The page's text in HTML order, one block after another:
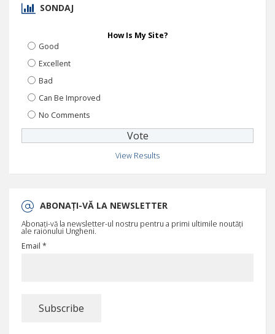
SONDAJ
How Is My Site?
Good
Excellent
Bad
Can Be Improved
No Comments
View Results
ABONAȚI-VĂ LA NEWSLETTER
Abonați-vă la newsletter-ul nostru pentru a primi ultimile noutăți
ale raionului Ungheni.
Email *